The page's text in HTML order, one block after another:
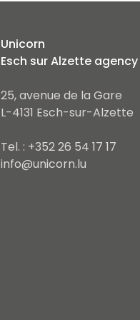
Unicorn
Esch sur Alzette agency
25, avenue de la Gare
L-4131 Esch-sur-Alzette
Tel. : +352 26 54 17 17
info@unicorn.lu